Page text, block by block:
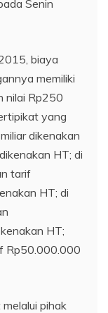
Senin
biaya
memiliki
nilai Rp250
yang
dikenakan
HT; di
tarif
HT; di
HT;
Rp50.000.000
pihak